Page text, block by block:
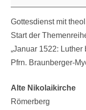
Gottesdienst mit
Start der
„Januar 1522:
Pfrn. Braunberger-
Alte Nikolaikirche
Römerberg